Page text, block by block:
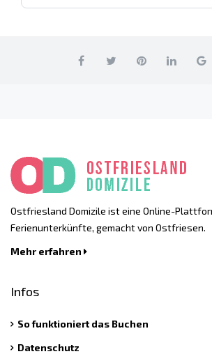
Ostfriesland Domizile ist eine Online-
Ferienunterkünfte, gemacht von Ostfriesen.
Mehr erfahren
Infos
So funktioniert das Buchen
Datenschutz